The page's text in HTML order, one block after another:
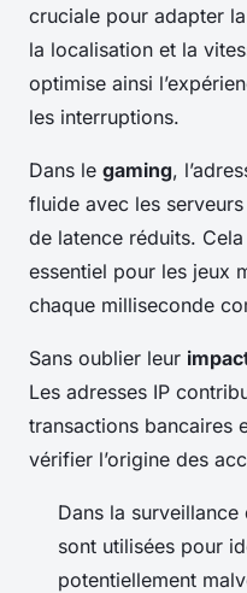
cruciale pour adapter
la localisation et la
optimise ainsi
les interruptions.
Dans le gaming,
fluide avec les
de latence réduits.
essentiel pour les jeux
chaque milliseconde
Sans oublier leur
Les adresses IP
transactions bancaires
vérifier l’origine des
Dans la surveillance
sont utilisées pour
potentiellement